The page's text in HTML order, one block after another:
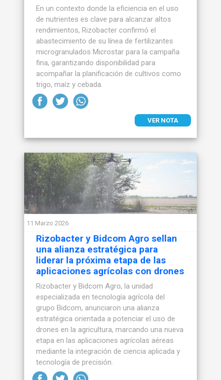
En un contexto donde la eficiencia en el uso
de nutrientes es clave para alcanzar altos
rendimientos, Rizobacter confirmó el
abastecimiento de su línea de fertilizantes
microgranulados Microstar para la campaña
fina, garantizando disponibilidad para
acompañar la planificación de cultivos como
trigo, maíz y cebada.
VER NOTA
11 Marzo 2026
Rizobacter y Bidcom Agro sellan
una alianza estratégica para
liderar la próxima etapa de las
aplicaciones agrícolas con drones
Rizobacter y Bidcom Agro, la unidad
especializada en tecnología agrícola del
grupo Bidcom, anunciaron una alianza
estratégica orientada a potenciar el uso de
drones en la agricultura, marcando una nueva
etapa en las aplicaciones agrícolas aéreas
mediante la integración de ciencia aplicada y
tecnología de precisión.